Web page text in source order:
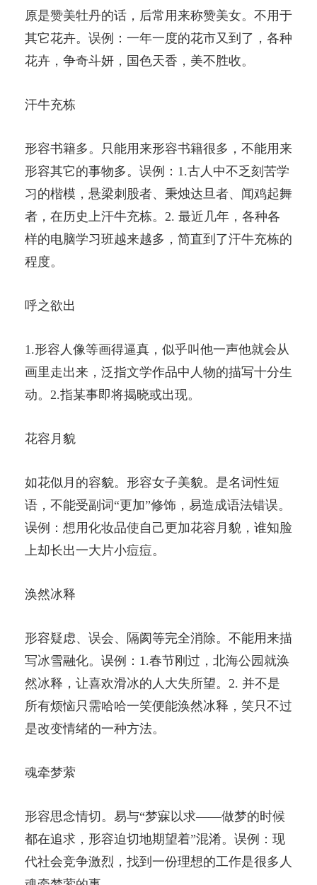
原是赞美牡丹的话，后常用来称赞美女。不用于
其它花卉。误例：一年一度的花市又到了，各种
花卉，争奇斗妍，国色天香，美不胜收。
汗牛充栋
形容书籍多。只能用来形容书籍很多，不能用来
形容其它的事物多。误例：1.古人中不乏刻苦学
习的楷模，悬梁刺股者、秉烛达旦者、闻鸡起舞
者，在历史上汗牛充栋。2. 最近几年，各种各
样的电脑学习班越来越多，简直到了汗牛充栋的
程度。
呼之欲出
1.形容人像等画得逼真，似乎叫他一声他就会从
画里走出来，泛指文学作品中人物的描写十分生
动。2.指某事即将揭晓或出现。
花容月貌
如花似月的容貌。形容女子美貌。是名词性短
语，不能受副词“更加”修饰，易造成语法错误。
误例：想用化妆品使自己更加花容月貌，谁知脸
上却长出一大片小痘痘。
涣然冰释
形容疑虑、误会、隔阂等完全消除。不能用来描
写冰雪融化。误例：1.春节刚过，北海公园就涣
然冰释，让喜欢滑冰的人大失所望。2. 并不是
所有烦恼只需哈哈一笑便能涣然冰释，笑只不过
是改变情绪的一种方法。
魂牵梦萦
形容思念情切。易与“梦寐以求——做梦的时候
都在追求，形容迫切地期望着”混淆。误例：现
代社会竞争激烈，找到一份理想的工作是很多人